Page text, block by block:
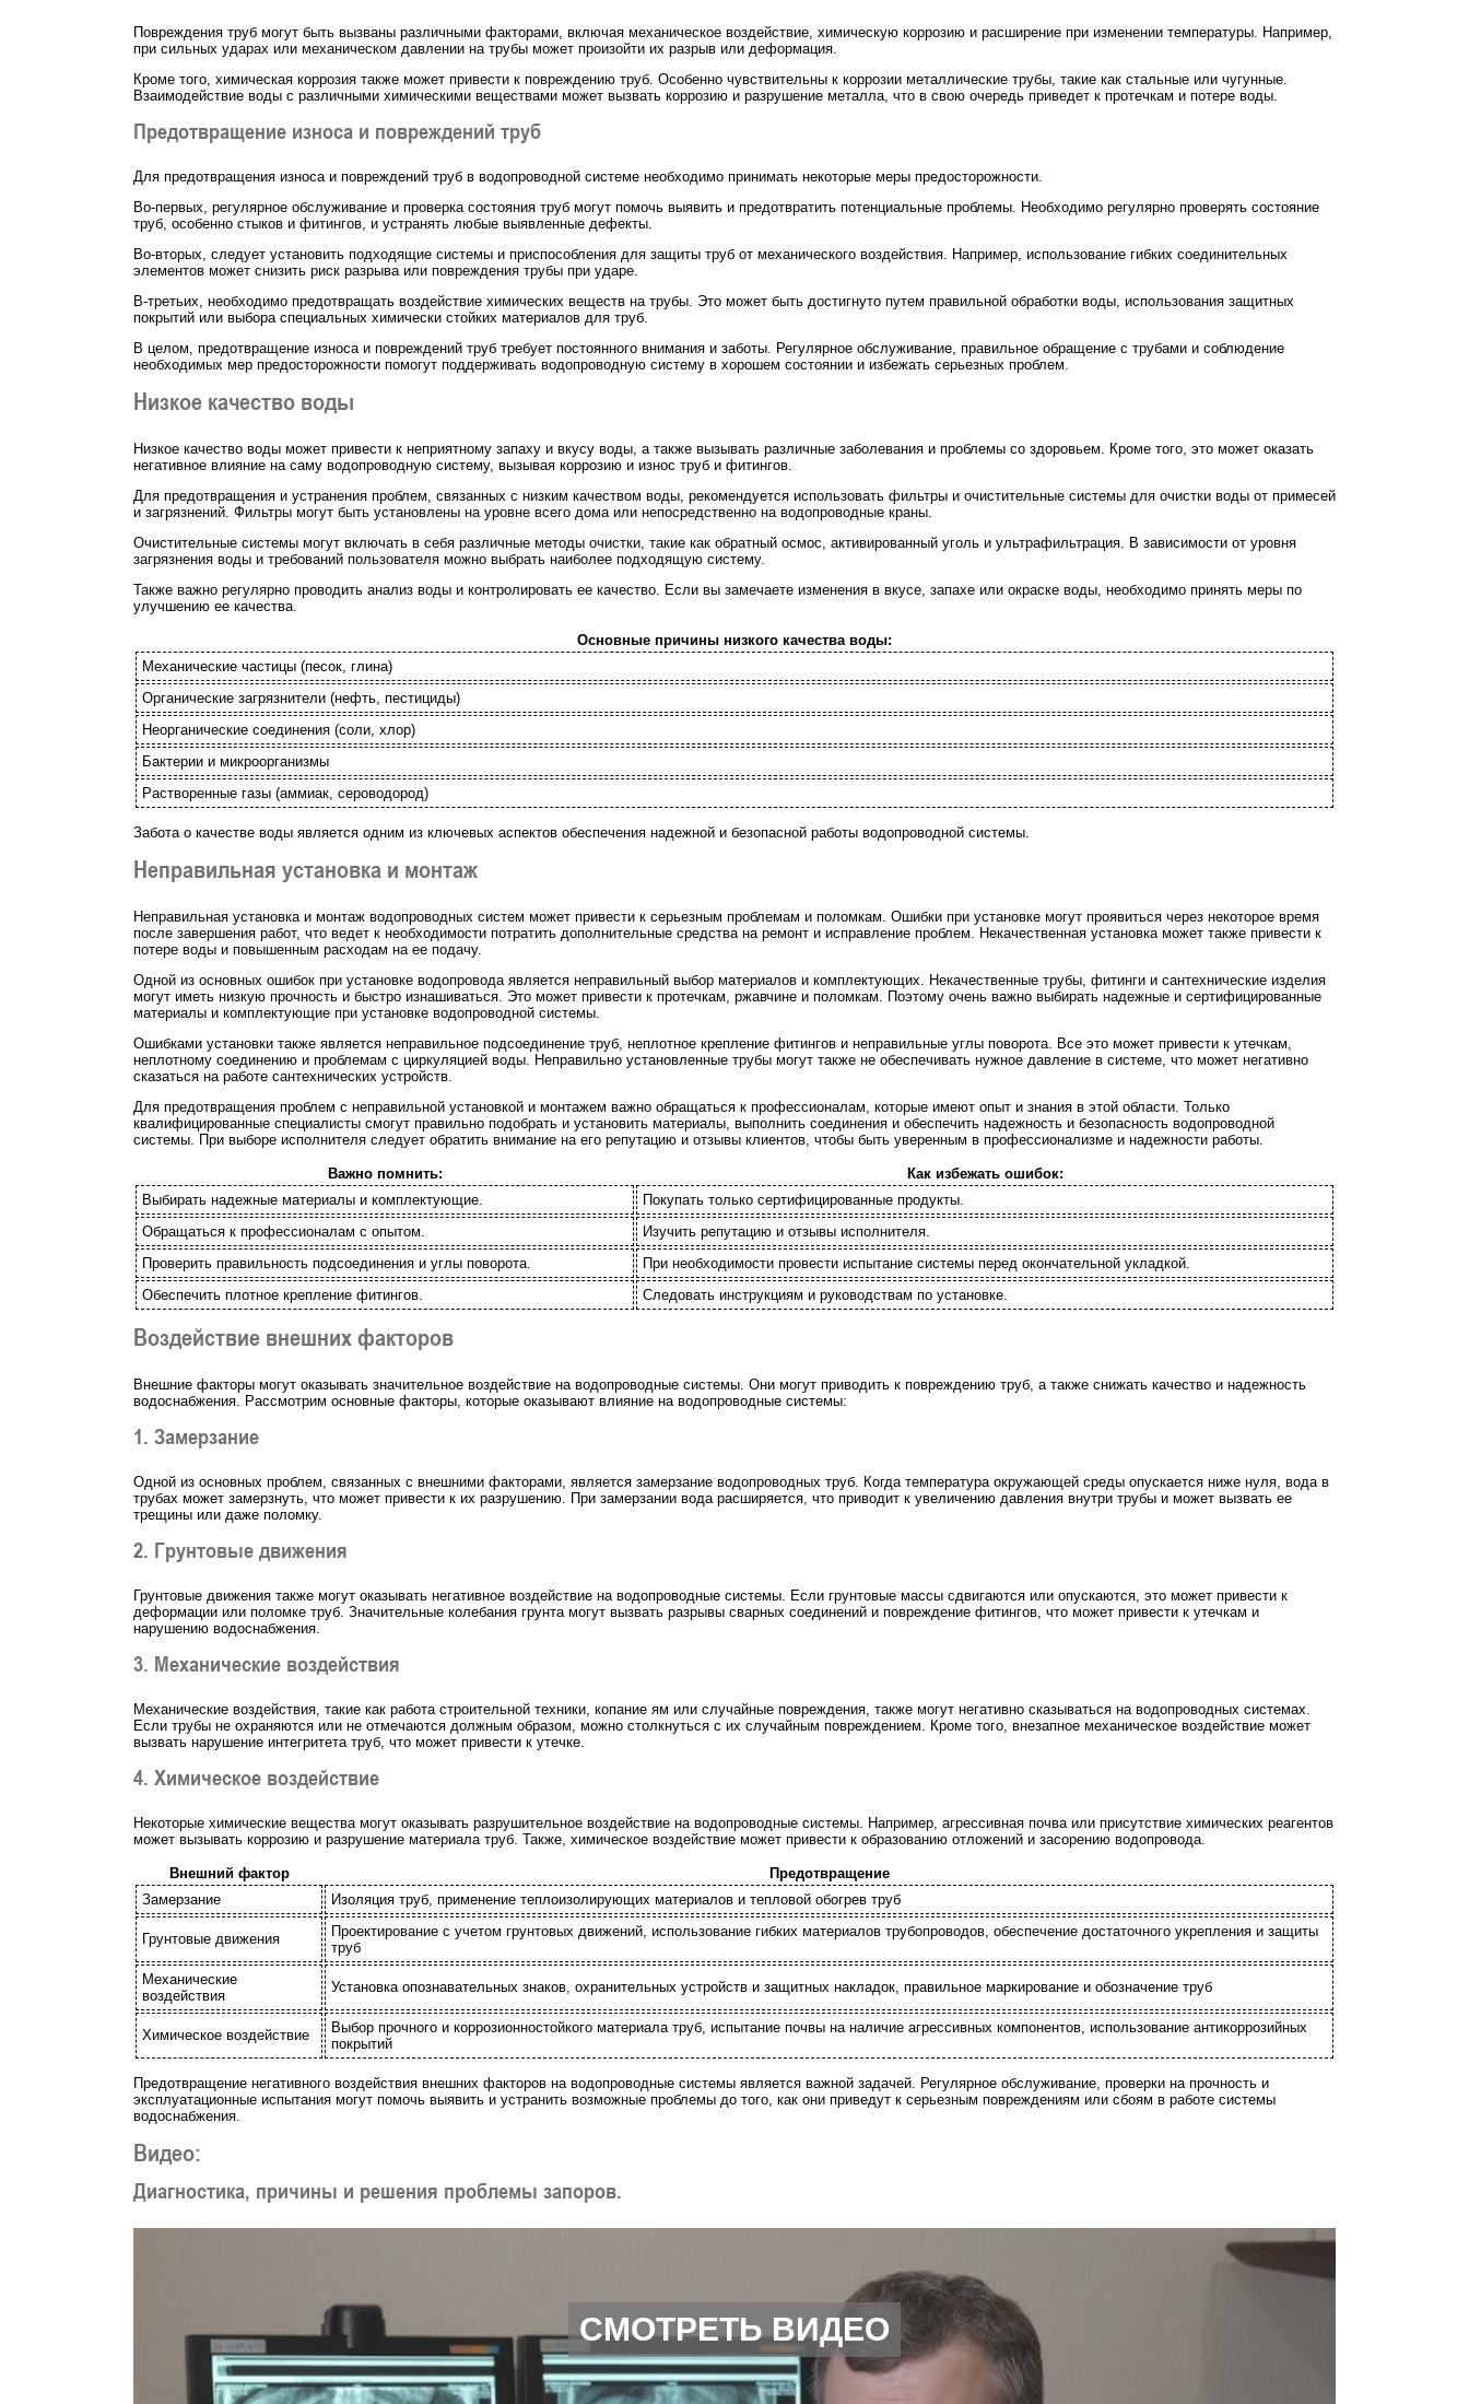
Повреждения труб могут быть вызваны различными факторами, включая механическое воздействие, химическую коррозию и расширение при изменении температуры. Например,
при сильных ударах или механическом давлении на трубы может произойти их разрыв или деформация.
Кроме того, химическая коррозия также может привести к повреждению труб. Особенно чувствительны к коррозии металлические трубы, такие как стальные или чугунные.
Взаимодействие воды с различными химическими веществами может вызвать коррозию и разрушение металла, что в свою очередь приведет к протечкам и потере воды.
Предотвращение износа и повреждений труб
Для предотвращения износа и повреждений труб в водопроводной системе необходимо принимать некоторые меры предосторожности.
Во-первых, регулярное обслуживание и проверка состояния труб могут помочь выявить и предотвратить потенциальные проблемы. Необходимо регулярно проверять состояние
труб, особенно стыков и фитингов, и устранять любые выявленные дефекты.
Во-вторых, следует установить подходящие системы и приспособления для защиты труб от механического воздействия. Например, использование гибких соединительных
элементов может снизить риск разрыва или повреждения трубы при ударе.
В-третьих, необходимо предотвращать воздействие химических веществ на трубы. Это может быть достигнуто путем правильной обработки воды, использования защитных
покрытий или выбора специальных химически стойких материалов для труб.
В целом, предотвращение износа и повреждений труб требует постоянного внимания и заботы. Регулярное обслуживание, правильное обращение с трубами и соблюдение
необходимых мер предосторожности помогут поддерживать водопроводную систему в хорошем состоянии и избежать серьезных проблем.
Низкое качество воды
Низкое качество воды может привести к неприятному запаху и вкусу воды, а также вызывать различные заболевания и проблемы со здоровьем. Кроме того, это может оказать
негативное влияние на саму водопроводную систему, вызывая коррозию и износ труб и фитингов.
Для предотвращения и устранения проблем, связанных с низким качеством воды, рекомендуется использовать фильтры и очистительные системы для очистки воды от примесей
и загрязнений. Фильтры могут быть установлены на уровне всего дома или непосредственно на водопроводные краны.
Очистительные системы могут включать в себя различные методы очистки, такие как обратный осмос, активированный уголь и ультрафильтрация. В зависимости от уровня
загрязнения воды и требований пользователя можно выбрать наиболее подходящую систему.
Также важно регулярно проводить анализ воды и контролировать ее качество. Если вы замечаете изменения в вкусе, запахе или окраске воды, необходимо принять меры по
улучшению ее качества.
Основные причины низкого качества воды:
Механические частицы (песок, глина)
Органические загрязнители (нефть, пестициды)
Неорганические соединения (соли, хлор)
Бактерии и микроорганизмы
Растворенные газы (аммиак, сероводород)
Забота о качестве воды является одним из ключевых аспектов обеспечения надежной и безопасной работы водопроводной системы.
Неправильная установка и монтаж
Неправильная установка и монтаж водопроводных систем может привести к серьезным проблемам и поломкам. Ошибки при установке могут проявиться через некоторое время
после завершения работ, что ведет к необходимости потратить дополнительные средства на ремонт и исправление проблем. Некачественная установка может также привести к
потере воды и повышенным расходам на ее подачу.
Одной из основных ошибок при установке водопровода является неправильный выбор материалов и комплектующих. Некачественные трубы, фитинги и сантехнические изделия
могут иметь низкую прочность и быстро изнашиваться. Это может привести к протечкам, ржавчине и поломкам. Поэтому очень важно выбирать надежные и сертифицированные
материалы и комплектующие при установке водопроводной системы.
Ошибками установки также является неправильное подсоединение труб, неплотное крепление фитингов и неправильные углы поворота. Все это может привести к утечкам,
неплотному соединению и проблемам с циркуляцией воды. Неправильно установленные трубы могут также не обеспечивать нужное давление в системе, что может негативно
сказаться на работе сантехнических устройств.
Для предотвращения проблем с неправильной установкой и монтажем важно обращаться к профессионалам, которые имеют опыт и знания в этой области. Только
квалифицированные специалисты смогут правильно подобрать и установить материалы, выполнить соединения и обеспечить надежность и безопасность водопроводной
системы. При выборе исполнителя следует обратить внимание на его репутацию и отзывы клиентов, чтобы быть уверенным в профессионализме и надежности работы.
Важно помнить:
Как избежать ошибок:
Выбирать надежные материалы и комплектующие.
Покупать только сертифицированные продукты.
Обращаться к профессионалам с опытом.
Изучить репутацию и отзывы исполнителя.
Проверить правильность подсоединения и углы поворота.
При необходимости провести испытание системы перед окончательной укладкой.
Обеспечить плотное крепление фитингов.
Следовать инструкциям и руководствам по установке.
Воздействие внешних факторов
Внешние факторы могут оказывать значительное воздействие на водопроводные системы. Они могут приводить к повреждению труб, а также снижать качество и надежность
водоснабжения. Рассмотрим основные факторы, которые оказывают влияние на водопроводные системы:
1. Замерзание
Одной из основных проблем, связанных с внешними факторами, является замерзание водопроводных труб. Когда температура окружающей среды опускается ниже нуля, вода в
трубах может замерзнуть, что может привести к их разрушению. При замерзании вода расширяется, что приводит к увеличению давления внутри трубы и может вызвать ее
трещины или даже поломку.
2. Грунтовые движения
Грунтовые движения также могут оказывать негативное воздействие на водопроводные системы. Если грунтовые массы сдвигаются или опускаются, это может привести к
деформации или поломке труб. Значительные колебания грунта могут вызвать разрывы сварных соединений и повреждение фитингов, что может привести к утечкам и
нарушению водоснабжения.
3. Механические воздействия
Механические воздействия, такие как работа строительной техники, копание ям или случайные повреждения, также могут негативно сказываться на водопроводных системах.
Если трубы не охраняются или не отмечаются должным образом, можно столкнуться с их случайным повреждением. Кроме того, внезапное механическое воздействие может
вызвать нарушение интегритета труб, что может привести к утечке.
4. Химическое воздействие
Некоторые химические вещества могут оказывать разрушительное воздействие на водопроводные системы. Например, агрессивная почва или присутствие химических реагентов
может вызывать коррозию и разрушение материала труб. Также, химическое воздействие может привести к образованию отложений и засорению водопровода.
Внешний фактор
Предотвращение
Замерзание
Изоляция труб, применение теплоизолирующих материалов и тепловой обогрев труб
Грунтовые движения
Проектирование с учетом грунтовых движений, использование гибких материалов трубопроводов, обеспечение достаточного укрепления и защиты
труб
Механические
воздействия
Установка опознавательных знаков, охранительных устройств и защитных накладок, правильное маркирование и обозначение труб
Химическое воздействие
Выбор прочного и коррозионностойкого материала труб, испытание почвы на наличие агрессивных компонентов, использование антикоррозийных
покрытий
Предотвращение негативного воздействия внешних факторов на водопроводные системы является важной задачей. Регулярное обслуживание, проверки на прочность и
эксплуатационные испытания могут помочь выявить и устранить возможные проблемы до того, как они приведут к серьезным повреждениям или сбоям в работе системы
водоснабжения.
Видео:
Диагностика, причины и решения проблемы запоров.
СМОТРЕТЬ ВИДЕО